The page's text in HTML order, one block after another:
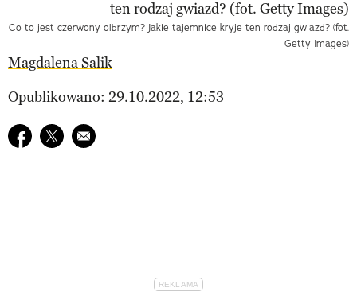
Co to jest czerwony olbrzym? Jakie tajemnice kryje ten rodzaj gwiazd? (fot.
Getty Images)
Magdalena Salik
Opublikowano: 29.10.2022, 12:53
Udostępnij na facebook
Udostępnij na twitter
E-mail do przyjaciela